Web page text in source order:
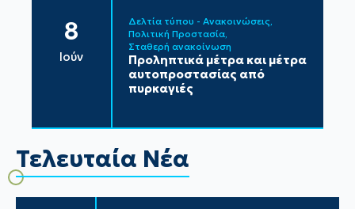
8
Ιούν
Δελτία τύπου - Ανακοινώσεις
Πολιτική Προστασία
Σταθερή ανακοίνωση
Προληπτικά μέτρα και μέτρα
αυτοπροστασίας από
πυρκαγιές
Τελευταία Νέα